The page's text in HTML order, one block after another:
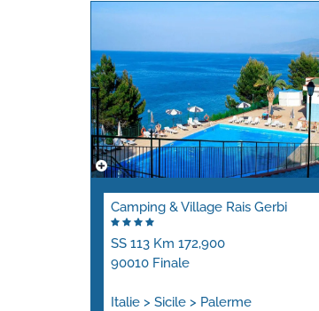
Camping & Village Rais Gerbi
SS 113 Km 172,900
90010 Finale
Italie > Sicile > Palerme